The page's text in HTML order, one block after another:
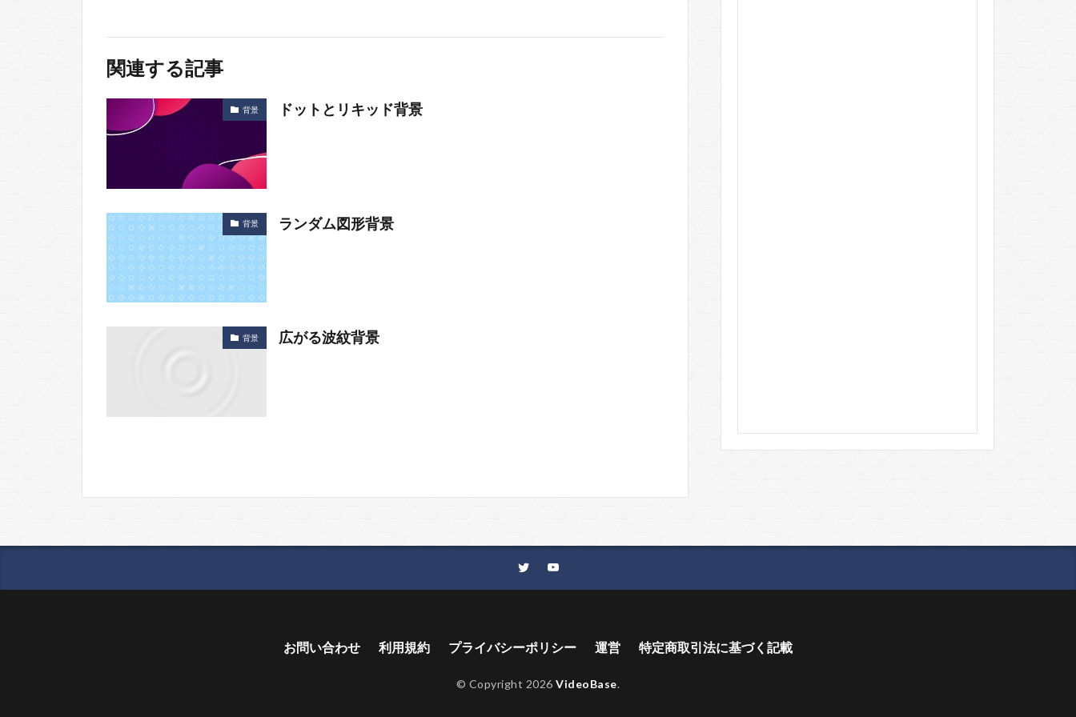
関連する記事
背景 ドットとリキッド背景
背景 ランダム図形背景
背景 広がる波紋背景
お問い合わせ 利用規約 プライバシーポリシー 運営 特定商取引法に基づく記載
© Copyright 2026VideoBase.